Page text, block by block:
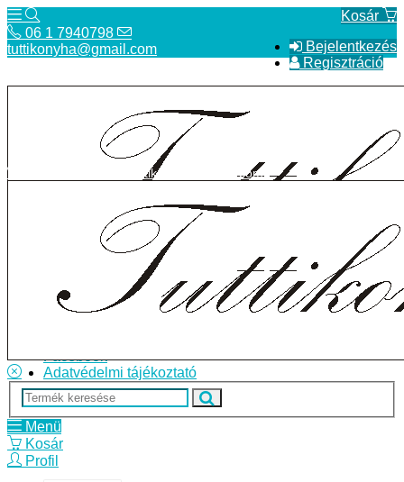
Kosár
Bejelentkezés
Regisztráció
06 1 7940798
tuttikonyha@gmail.com
Telefon
Szállítás
Facebook
Adatvédelmi tájékoztató
tuttikonyha@gmail.com
Menü
Kosár
Profil